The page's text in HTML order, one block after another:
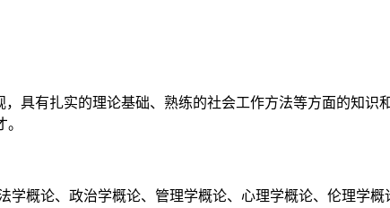
有扎实的理论基础、熟练的社会工作方法等方面的知识
概论、政治学概论、管理学概论、心理学概论、伦理学概